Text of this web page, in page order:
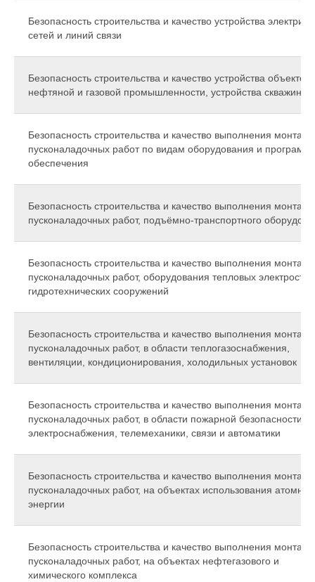
Безопасность строительства и качество устройства
сетей и линий связи
Безопасность строительства и качество устройства объектов
нефтяной и газовой промышленности, устройства скважин
Безопасность строительства и качество выполнения
пусконаладочных работ по видам оборудования и
обеспечения
Безопасность строительства и качество выполнения
пусконаладочных работ, подъёмно-транспортного
Безопасность строительства и качество выполнения
пусконаладочных работ, оборудования тепловых
гидротехнических сооружений
Безопасность строительства и качество выполнения
пусконаладочных работ, в области теплогазоснабжения,
вентиляции, кондиционирования, холодильных установок
Безопасность строительства и качество выполнения
пусконаладочных работ, в области пожарной безопасности,
электроснабжения, телемеханики, связи и автоматики
Безопасность строительства и качество выполнения
пусконаладочных работ, на объектах использования атомной
энергии
Безопасность строительства и качество выполнения
пусконаладочных работ, на объектах нефтегазового и
химического комплекса